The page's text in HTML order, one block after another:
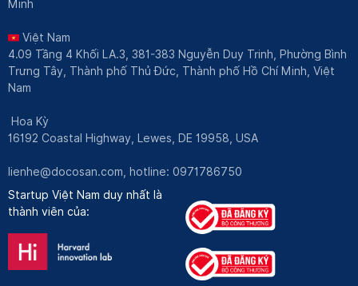
Minh
Việt Nam
4.09 Tầng 4 Khối LA.3, 381-383 Nguyễn Duy Trinh, Phường Bình
Trưng Tây, Thành phố Thủ Đức, Thành phố Hồ Chí Minh, Việt
Nam
Hoa Kỳ
16192 Coastal Highway, Lewes, DE 19958, USA
lienhe@docosan.com, hotline: 0971786750
Startup Việt Nam duy nhất là
thành viên của: